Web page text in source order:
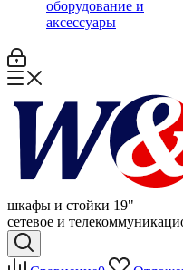
оборудование и
аксессуары
шкафы и стойки 19"
сетевое и